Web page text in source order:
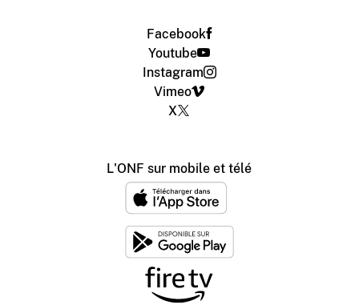
Facebook
Youtube
Instagram
Vimeo
X
L'ONF sur mobile et télé